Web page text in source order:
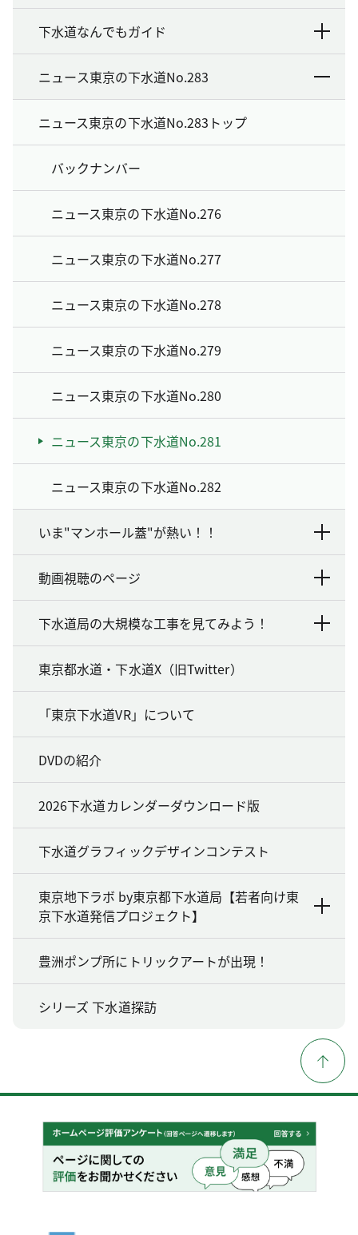
下水道なんでもガイド
ニュース東京の下水道No.283
ニュース東京の下水道No.283トップ
バックナンバー
ニュース東京の下水道No.276
ニュース東京の下水道No.277
ニュース東京の下水道No.278
ニュース東京の下水道No.279
ニュース東京の下水道No.280
ニュース東京の下水道No.281
ニュース東京の下水道No.282
いま"マンホール蓋"が熱い！！
動画視聴のページ
下水道局の大規模な工事を見てみよう！
東京都水道・下水道X（旧Twitter）
「東京下水道VR」について
DVDの紹介
2026下水道カレンダーダウンロード版
下水道グラフィックデザインコンテスト
東京地下ラボ by東京都下水道局【若者向け東
京下水道発信プロジェクト】
豊洲ポンプ所にトリックアートが出現！
シリーズ 下水道探訪